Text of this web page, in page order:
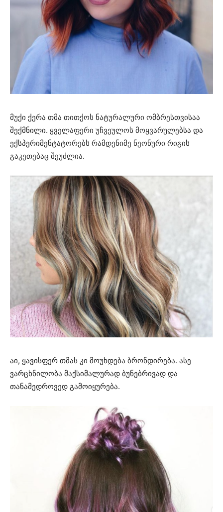
მუქი ქერა თმა თითქოს ნატურალური ომბრესთვისაა
შექმნილი. ყველაფერი უჩვეულოს მოყვარულებსა და
ექსპერიმენტატორებს რამდენიმე ნეონური რიგის
გაკეთებაც შეუძლია.
აი, ყავისფერ თმას კი მოუხდება ბრონდირება. ასე
ვარცხნილობა მაქსიმალურად ბუნებრივად და
თანამედროვედ გამოიყურება.